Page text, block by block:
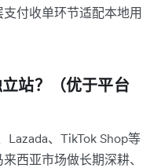
付收单环节适配本地用
站？（优于平台
Lazada、TikTok Shop等
西亚市场做长期深耕、